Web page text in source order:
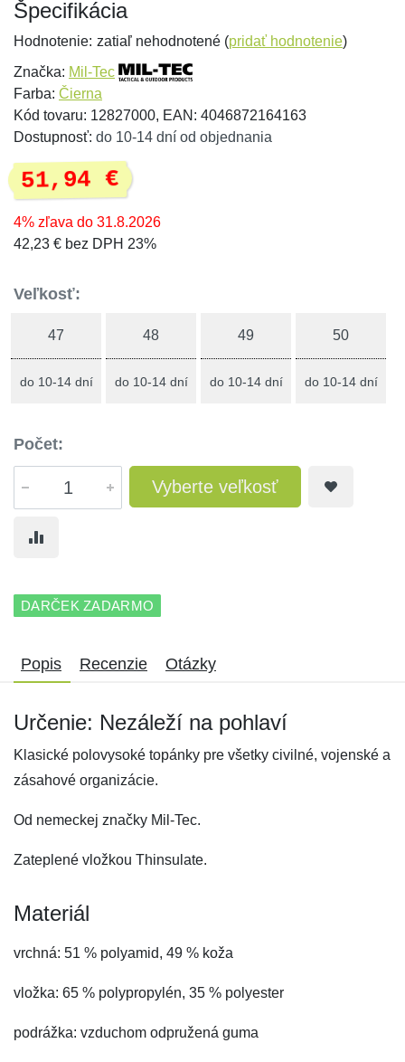
Špecifikácia
Hodnotenie: zatiaľ nehodnotené (pridať hodnotenie)
Značka: Mil-Tec
Farba: Čierna
Kód tovaru: 12827000, EAN: 4046872164163
Dostupnosť: do 10-14 dní od objednania
51,94 €
4% zľava do 31.8.2026
42,23 € bez DPH 23%
Veľkosť:
47
do 10-14 dní
48
do 10-14 dní
49
do 10-14 dní
50
do 10-14 dní
Počet:
Vyberte veľkosť
DARČEK ZADARMO
Popis Recenzie Otázky
Určenie: Nezáleží na pohlaví
Klasické polovysoké topánky pre všetky civilné, vojenské a
zásahové organizácie.
Od nemeckej značky Mil-Tec.
Zateplené vložkou Thinsulate.
Materiál
vrchná: 51 % polyamid, 49 % koža
vložka: 65 % polypropylén, 35 % polyester
podrážka: vzduchom odpružená guma